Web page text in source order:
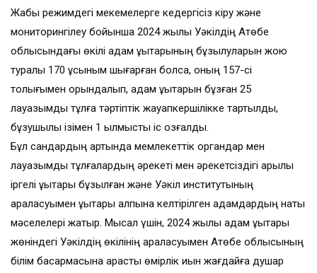
Жабық режимдегі мекемелерге кедергісіз кіру және
мониторингілеу бойынша 2024 жылы Уәкілдің Ақтөбе
облысындағы өкілі адам құқықтарының бұзылуларын жою
туралы 170 ұсыным шығарған болса, оның 157-сі
толығымен орындалып, адам құқықтарын бұзған 25
лауазымды тұлға тәртіптік жауапкершілікке тартылды,
бұзушылық ізімен 1 қылмыстық іс қозғалды.
Бұл сандардың артында мемлекеттік органдар мен
лауазымды тұлғалардың әрекеті мен әрекетсіздігі арқылы
іргелі құқықтары бұзылған және Уәкіл институтының
араласуымен құқықтары қалпына келтірілген адамдардың нақты
мәселелері жатыр. Мысал үшін, 2024 жылы адам құқықтары
жөніндегі Уәкілдің өкілінің араласуымен Ақтөбе облысының
білім басқармасына қарасты өмірлік қиын жағдайға душар